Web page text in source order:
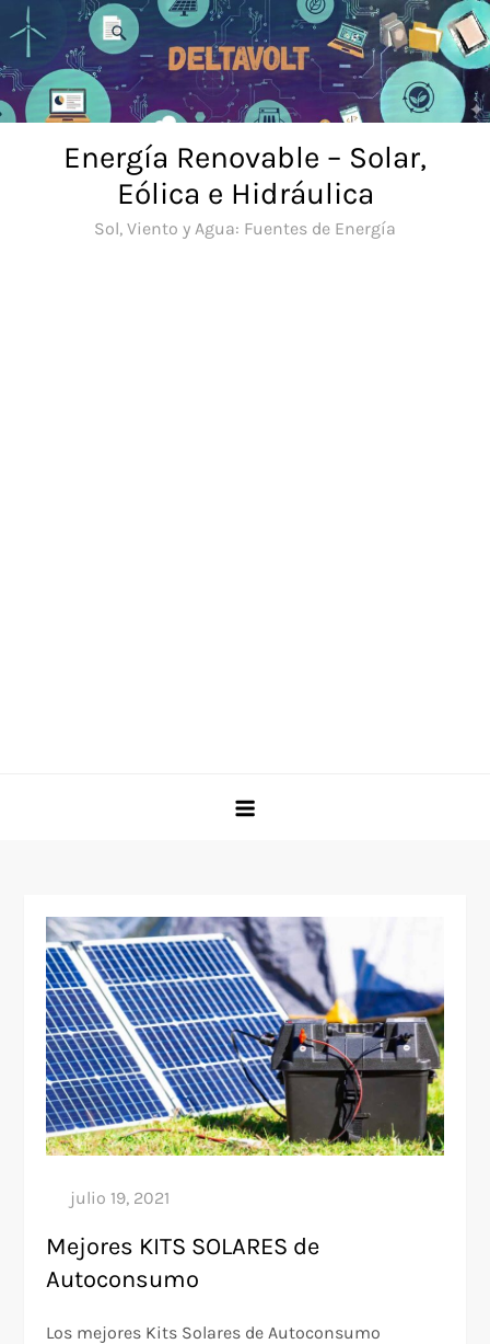
Saltar
al
contenido
Energía Renovable – Solar,
Eólica e Hidráulica
Sol, Viento y Agua: Fuentes de Energía
Mejores KITS SOLARES de
Autoconsumo
Los mejores Kits Solares de Autoconsumo